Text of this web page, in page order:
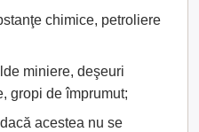
chimice, petroliere
miniere, deşeuri
gropi de împrumut;
acestea nu se